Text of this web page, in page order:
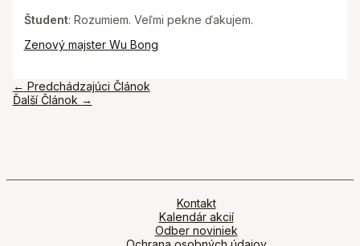
Študent: Rozumiem. Veľmi pekne ďakujem.
Zenový majster Wu Bong
Navigácia
v
← Predchádzajúci Článok
Ďalší Článok →
Kontakt
Kalendár akcií
Odber noviniek